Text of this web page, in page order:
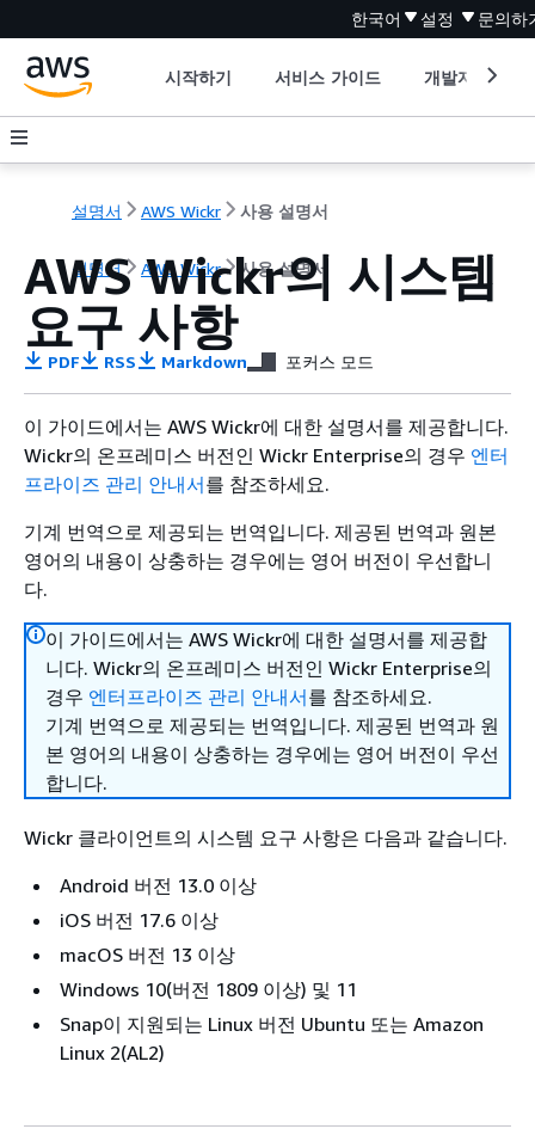
한국어 설정 문의하
시작하기 서비스 가이드 개발자 도구
설명서 AWS Wickr 사용 설명서
설명서 AWS Wickr 사용 설명서
AWS Wickr의 시스템
요구 사항
PDF RSS Markdown 포커스 모드
이 가이드에서는 AWS Wickr에 대한 설명서를 제공합니다.
Wickr의 온프레미스 버전인 Wickr Enterprise의 경우 엔터
프라이즈 관리 안내서를 참조하세요.
기계 번역으로 제공되는 번역입니다. 제공된 번역과 원본
영어의 내용이 상충하는 경우에는 영어 버전이 우선합니
다.
이 가이드에서는 AWS Wickr에 대한 설명서를 제공합
니다. Wickr의 온프레미스 버전인 Wickr Enterprise의
경우 엔터프라이즈 관리 안내서를 참조하세요.
기계 번역으로 제공되는 번역입니다. 제공된 번역과 원
본 영어의 내용이 상충하는 경우에는 영어 버전이 우선
합니다.
Wickr 클라이언트의 시스템 요구 사항은 다음과 같습니다.
Android 버전 13.0 이상
iOS 버전 17.6 이상
macOS 버전 13 이상
Windows 10(버전 1809 이상) 및 11
Snap이 지원되는 Linux 버전 Ubuntu 또는 Amazon
Linux 2(AL2)